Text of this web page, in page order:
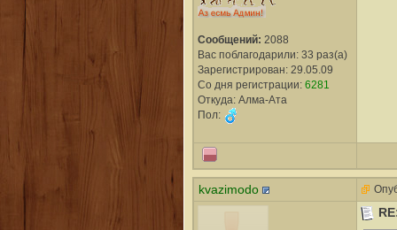
Сообщений: 2088
Вас поблагодарили: 33 раз(а)
Зарегистрирован: 29.05.09
Со дня регистрации: 6281
Откуда: Алма-Ата
Пол:
kvazimodo